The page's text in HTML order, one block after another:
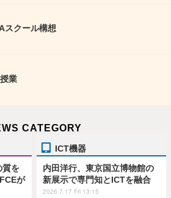
スクール構想
業
CATEGORY
質を
が
ICT機器
内田洋行、東京国立博物館の
新展示で専門知とICTを融合
2026.7.17 Fri 13:15